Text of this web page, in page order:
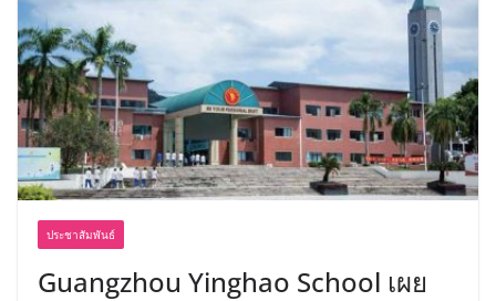
ประชาสัมพันธ์
Guangzhou Yinghao School เผย